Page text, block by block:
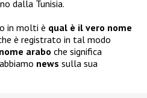
dalla Tunisia.
in molti è qual è il vero nome
è registrato in tal modo
nome arabo che significa
news sulla sua